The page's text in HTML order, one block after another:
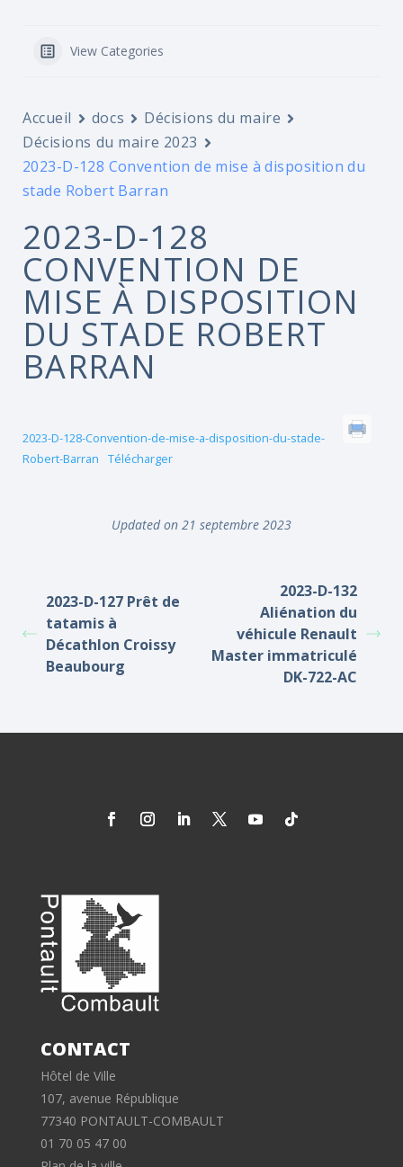
View Categories
Accueil docs
Décisions du maire
Décisions du maire 2023
2023-D-128 Convention de mise à disposition du
stade Robert Barran
2023-D-128
CONVENTION DE
MISE À DISPOSITION
DU STADE ROBERT
BARRAN
2023-D-128-Convention-de-mise-a-disposition-du-stade-
Robert-Barran
Télécharger
Updated on 21 septembre 2023
2023-D-127 Prêt de
tatamis à
Décathlon Croissy
Beaubourg
2023-D-132
Aliénation du
véhicule Renault
Master immatriculé
DK-722-AC
CONTACT
Hôtel de Ville
107, avenue République
77340 PONTAULT-COMBAULT
01 70 05 47 00